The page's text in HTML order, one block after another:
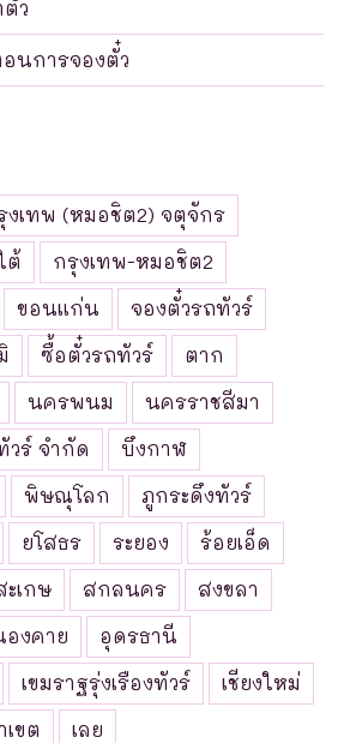
ว
นการจองตั๋ว
งเทพ (หมอชิต2) จตุจักร
ต้
กรุงเทพ-หมอชิต2
ขอนแก่น
จองตั๋วรถทัวร์
ซื้อตั๋วรถทัวร์
ตาก
นครพนม
นครราชสีมา
วร์ จำกัด
บึงกาฬ
พิษณุโลก
ภูกระดึงทัวร์
ยโสธร ระยอง
ร้อยเอ็ด
เกษ สกลนคร
สงขลา
งคาย
อุดรธานี
เขมราฐรุ่งเรืองทัวร์
เชียงใหม่
ขต
เลย